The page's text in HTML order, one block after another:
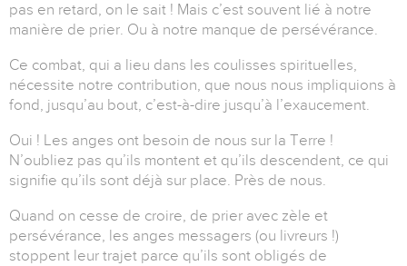
pas en retard, on le sait ! Mais c’est souvent lié à notre
manière de prier. Ou à notre manque de persévérance.
Ce combat, qui a lieu dans les coulisses spirituelles,
nécessite notre contribution, que nous nous impliquions à
fond, jusqu’au bout, c’est-à-dire jusqu’à l’exaucement.
Oui ! Les anges ont besoin de nous sur la Terre !
N’oubliez pas qu’ils montent et qu’ils descendent, ce qui
signifie qu’ils sont déjà sur place. Près de nous.
Quand on cesse de croire, de prier avec zèle et
persévérance, les anges messagers (ou livreurs !)
stoppent leur trajet parce qu’ils sont obligés de